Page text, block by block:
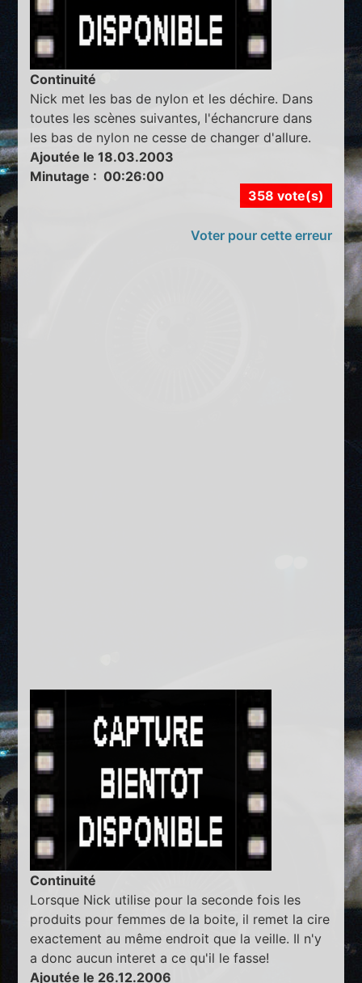
Continuité
Nick met les bas de nylon et les déchire. Dans
toutes les scènes suivantes, l'échancrure dans
les bas de nylon ne cesse de changer d'allure.
Ajoutée le 18.03.2003
Minutage : 00:26:00
358 vote(s)
Voter pour cette erreur
Continuité
Lorsque Nick utilise pour la seconde fois les
produits pour femmes de la boite, il remet la cire
exactement au même endroit que la veille. Il n'y
a donc aucun interet a ce qu'il le fasse!
Ajoutée le 26.12.2006